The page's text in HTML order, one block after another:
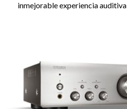
inmejorable experiencia auditiva